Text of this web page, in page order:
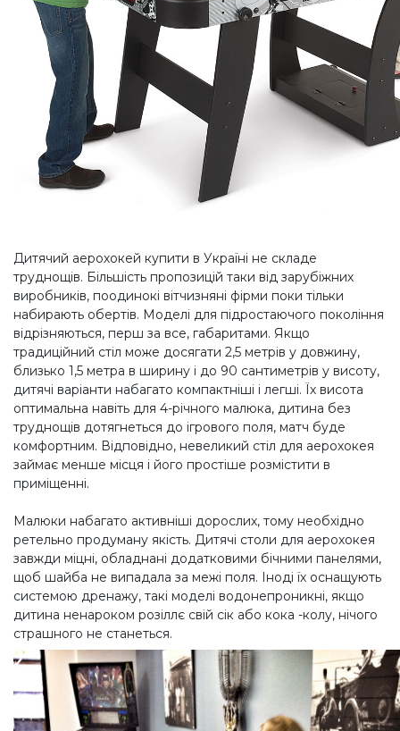
Дитячий аерохокей купити в Україні не складе
труднощів. Більшість пропозицій таки від зарубіжних
виробників, поодинокі вітчизняні фірми поки тільки
набирають обертів. Моделі для підростаючого покоління
відрізняються, перш за все, габаритами. Якщо
традиційний стіл може досягати 2,5 метрів у довжину,
близько 1,5 метра в ширину і до 90 сантиметрів у висоту,
дитячі варіанти набагато компактніші і легші. Їх висота
оптимальна навіть для 4-річного малюка, дитина без
труднощів дотягнеться до ігрового поля, матч буде
комфортним. Відповідно, невеликий стіл для аерохокея
займає менше місця і його простіше розмістити в
приміщенні.
Малюки набагато активніші дорослих, тому необхідно
ретельно продуману якість. Дитячі столи для аерохокея
завжди міцні, обладнані додатковими бічними панелями,
щоб шайба не випадала за межі поля. Іноді їх оснащують
системою дренажу, такі моделі водонепроникні, якщо
дитина ненароком розіллє свій сік або кока -колу, нічого
страшного не станеться.